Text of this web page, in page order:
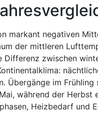
markant negativen
der mittleren
zwischen
Übergänge im
während der Herbst
Heizbedarf und